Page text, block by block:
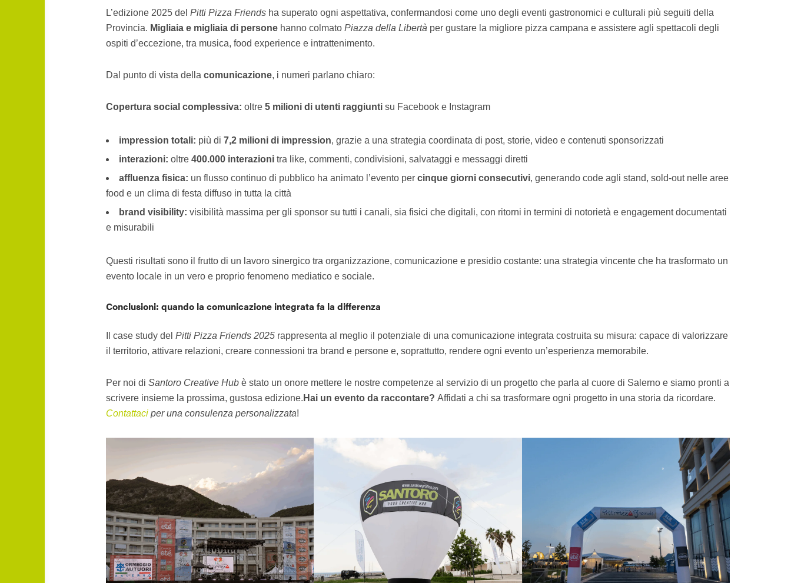
L’edizione 2025 del Pitti Pizza Friendsha superato ogni aspettativa, confermandosi come uno degli eventi gastronomici e culturali più seguiti della
Provincia. Migliaia e migliaia di personehanno colmato Piazza della Libertà per gustare la migliore pizza campana e assistere agli spettacoli degli
ospiti d’eccezione, tra musica, food experience e intrattenimento.
Dal punto di vista della comunicazione, i numeri parlano chiaro:
Copertura social complessiva: oltre 5 milioni di utenti raggiuntisu Facebook e Instagram
impression totali: più di 7,2 milioni di impression, grazie a una strategia coordinata di post, storie, video e contenuti sponsorizzati
interazioni: oltre 400.000 interazionitra like, commenti, condivisioni, salvataggi e messaggi diretti
affluenza fisica: un flusso continuo di pubblico ha animato l’evento per cinque giorni consecutivi, generando code agli stand, sold-out nelle aree
food e un clima di festa diffuso in tutta la città
brand visibility: visibilità massima per gli sponsor su tutti i canali, sia fisici che digitali, con ritorni in termini di notorietà e engagement documentati
e misurabili
Questi risultati sono il frutto di un lavoro sinergico tra organizzazione, comunicazione e presidio costante: una strategia vincente che ha trasformato un
evento locale in un vero e proprio fenomeno mediatico e sociale.
Conclusioni: quando la comunicazione integrata fa la differenza
Il case study del Pitti Pizza Friends 2025rappresenta al meglio il potenziale di una comunicazione integrata costruita su misura: capace di valorizzare
il territorio, attivare relazioni, creare connessioni tra brand e persone e, soprattutto, rendere ogni evento un’esperienza memorabile.
Per noi di Santoro Creative Hubè stato un onore mettere le nostre competenze al servizio di un progetto che parla al cuore di Salerno e siamo pronti a
scrivere insieme la prossima, gustosa edizione. Hai un evento da raccontare? Affidati a chi sa trasformare ogni progetto in una storia da ricordare.
Contattaciper una consulenza personalizzata!